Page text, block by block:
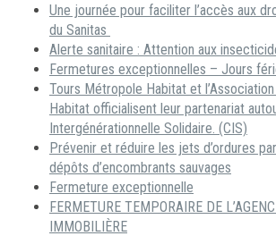
Une journée pour faciliter l’accès aux
du Sanitas
Alerte sanitaire : Attention aux
Fermetures exceptionnelles – Jours
Tours Métropole Habitat et
Habitat officialisent leur partenariat
Intergénérationnelle Solidaire. (CIS)
Prévenir et réduire les jets d’ordures
dépôts d’encombrants sauvages
Fermeture exceptionnelle
FERMETURE TEMPORAIRE DE
IMMOBILIÈRE